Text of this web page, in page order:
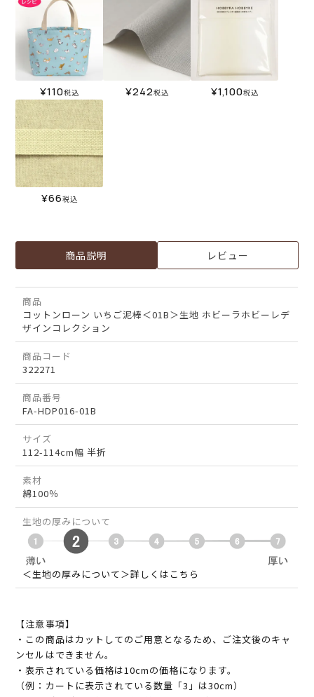
¥110税込 ¥242税込 ¥1,100税込
¥66税込
商品説明 レビュー
商品
コットンローン いちご泥棒＜01B＞生地 ホビーラホビーレデ
ザインコレクション
商品コード
322271
商品番号
FA-HDP016-01B
サイズ
112-114cm幅 半折
素材
綿100％
生地の厚みについて
＜生地の厚みについて＞詳しくはこちら
【注意事項】
・この商品はカットしてのご用意となるため、ご注文後のキャ
ンセルはできません。
・表示されている価格は10cmの価格になります。
（例：カートに表示されている数量「3」は30cm）